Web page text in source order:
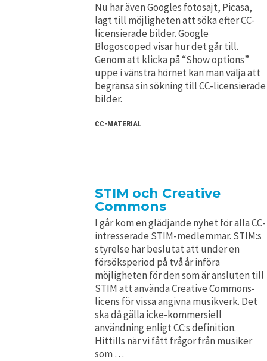
Nu har även Googles fotosajt, Picasa,
lagt till möjligheten att söka efter CC-
licensierade bilder. Google
Blogoscoped visar hur det går till.
Genom att klicka på “Show options”
uppe i vänstra hörnet kan man välja att
begränsa sin sökning till CC-licensierade
bilder.
CC-MATERIAL
STIM och Creative
Commons
I går kom en glädjande nyhet för alla CC-
intresserade STIM-medlemmar. STIM:s
styrelse har beslutat att under en
försöksperiod på två år införa
möjligheten för den som är ansluten till
STIM att använda Creative Commons-
licens för vissa angivna musikverk. Det
ska då gälla icke-kommersiell
användning enligt CC:s definition.
Hittills när vi fått frågor från musiker
som …